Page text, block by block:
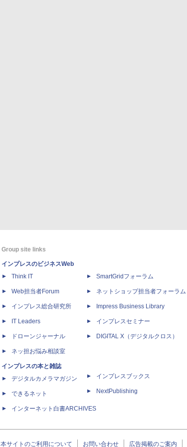
Group site links
インプレスのビジネスWeb
Think IT
Web担当者Forum
インプレス総合研究所
IT Leaders
ドローンジャーナル
ネッ担お悩み相談室
インプレスの本と雑誌
デジタルカメラマガジン
できるネット
インターネット白書ARCHIVES
SmartGridフォーラム
ネットショップ担当者フォーラム
Impress Business Library
インプレスセミナー
DIGITAL X（デジタルクロス）
インプレスブックス
NextPublishing
本サイトのご利用について お問い合わせ 広告掲載のご案内